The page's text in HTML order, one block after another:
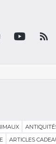
ARTICLES